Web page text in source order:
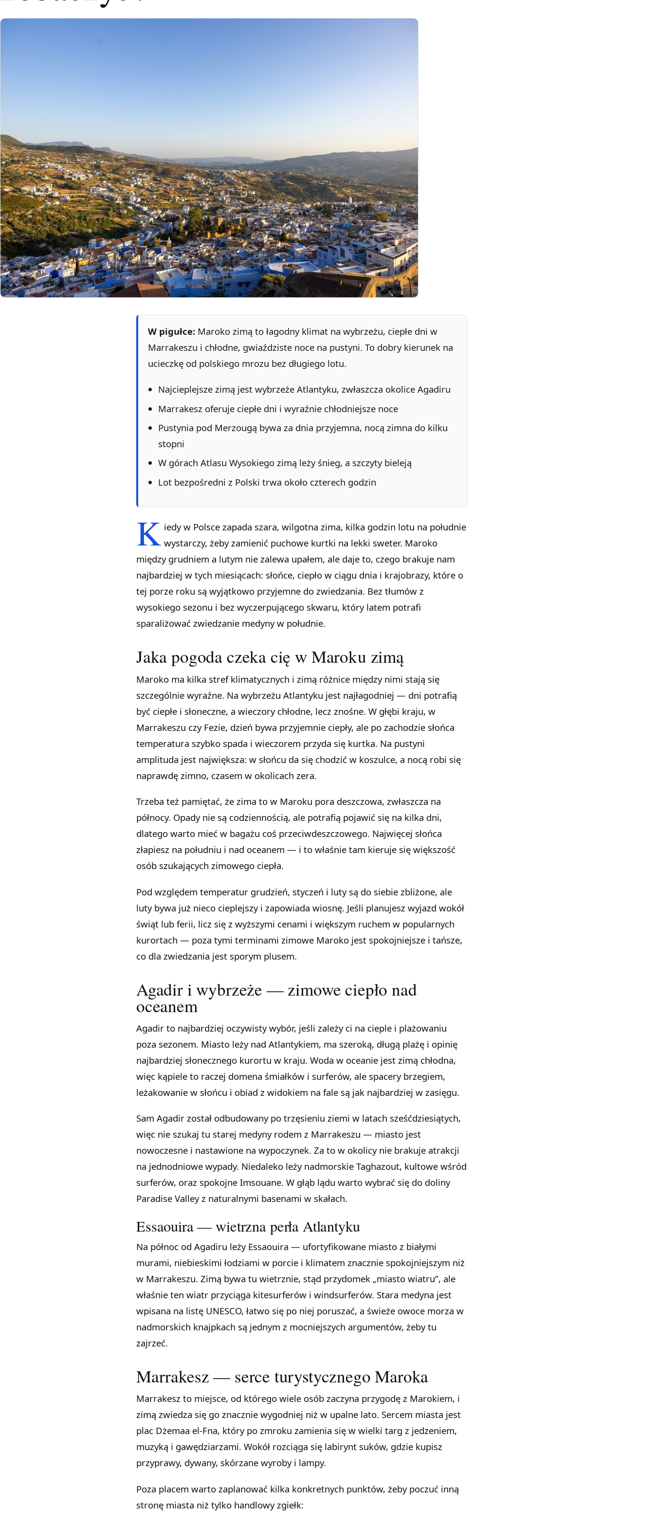
W pigułce: Maroko zimą to łagodny klimat na wybrzeżu, ciepłe dni w
Marrakeszu i chłodne, gwiaździste noce na pustyni. To dobry kierunek na
ucieczkę od polskiego mrozu bez długiego lotu.
Najcieplejsze zimą jest wybrzeże Atlantyku, zwłaszcza okolice Agadiru
Marrakesz oferuje ciepłe dni i wyraźnie chłodniejsze noce
Pustynia pod Merzougą bywa za dnia przyjemna, nocą zimna do kilku
stopni
W górach Atlasu Wysokiego zimą leży śnieg, a szczyty bieleją
Lot bezpośredni z Polski trwa około czterech godzin
K iedy w Polsce zapada szara, wilgotna zima, kilka godzin lotu na południe
wystarczy, żeby zamienić puchowe kurtki na lekki sweter. Maroko
między grudniem a lutym nie zalewa upałem, ale daje to, czego brakuje nam
najbardziej w tych miesiącach: słońce, ciepło w ciągu dnia i krajobrazy, które o
tej porze roku są wyjątkowo przyjemne do zwiedzania. Bez tłumów z
wysokiego sezonu i bez wyczerpującego skwaru, który latem potrafi
sparaliżować zwiedzanie medyny w południe.
Jaka pogoda czeka cię w Maroku zimą
Maroko ma kilka stref klimatycznych i zimą różnice między nimi stają się
szczególnie wyraźne. Na wybrzeżu Atlantyku jest najłagodniej — dni potrafią
być ciepłe i słoneczne, a wieczory chłodne, lecz znośne. W głębi kraju, w
Marrakeszu czy Fezie, dzień bywa przyjemnie ciepły, ale po zachodzie słońca
temperatura szybko spada i wieczorem przyda się kurtka. Na pustyni
amplituda jest największa: w słońcu da się chodzić w koszulce, a nocą robi się
naprawdę zimno, czasem w okolicach zera.
Trzeba też pamiętać, że zima to w Maroku pora deszczowa, zwłaszcza na
północy. Opady nie są codziennością, ale potrafią pojawić się na kilka dni,
dlatego warto mieć w bagażu coś przeciwdeszczowego. Najwięcej słońca
złapiesz na południu i nad oceanem — i to właśnie tam kieruje się większość
osób szukających zimowego ciepła.
Pod względem temperatur grudzień, styczeń i luty są do siebie zbliżone, ale
luty bywa już nieco cieplejszy i zapowiada wiosnę. Jeśli planujesz wyjazd wokół
świąt lub ferii, licz się z wyższymi cenami i większym ruchem w popularnych
kurortach — poza tymi terminami zimowe Maroko jest spokojniejsze i tańsze,
co dla zwiedzania jest sporym plusem.
Agadir i wybrzeże — zimowe ciepło nad
oceanem
Agadir to najbardziej oczywisty wybór, jeśli zależy ci na cieple i plażowaniu
poza sezonem. Miasto leży nad Atlantykiem, ma szeroką, długą plażę i opinię
najbardziej słonecznego kurortu w kraju. Woda w oceanie jest zimą chłodna,
więc kąpiele to raczej domena śmiałków i surferów, ale spacery brzegiem,
leżakowanie w słońcu i obiad z widokiem na fale są jak najbardziej w zasięgu.
Sam Agadir został odbudowany po trzęsieniu ziemi w latach sześćdziesiątych,
więc nie szukaj tu starej medyny rodem z Marrakeszu — miasto jest
nowoczesne i nastawione na wypoczynek. Za to w okolicy nie brakuje atrakcji
na jednodniowe wypady. Niedaleko leży nadmorskie Taghazout, kultowe wśród
surferów, oraz spokojne Imsouane. W głąb lądu warto wybrać się do doliny
Paradise Valley z naturalnymi basenami w skałach.
Essaouira — wietrzna perła Atlantyku
Na północ od Agadiru leży Essaouira — ufortyfikowane miasto z białymi
murami, niebieskimi łodziami w porcie i klimatem znacznie spokojniejszym niż
w Marrakeszu. Zimą bywa tu wietrznie, stąd przydomek „miasto wiatru”, ale
właśnie ten wiatr przyciąga kitesurferów i windsurferów. Stara medyna jest
wpisana na listę UNESCO, łatwo się po niej poruszać, a świeże owoce morza w
nadmorskich knajpkach są jednym z mocniejszych argumentów, żeby tu
zajrzeć.
Marrakesz — serce turystycznego Maroka
Marrakesz to miejsce, od którego wiele osób zaczyna przygodę z Marokiem, i
zimą zwiedza się go znacznie wygodniej niż w upalne lato. Sercem miasta jest
plac Dżemaa el-Fna, który po zmroku zamienia się w wielki targ z jedzeniem,
muzyką i gawędziarzami. Wokół rozciąga się labirynt suków, gdzie kupisz
przyprawy, dywany, skórzane wyroby i lampy.
Poza placem warto zaplanować kilka konkretnych punktów, żeby poczuć inną
stronę miasta niż tylko handlowy zgiełk: